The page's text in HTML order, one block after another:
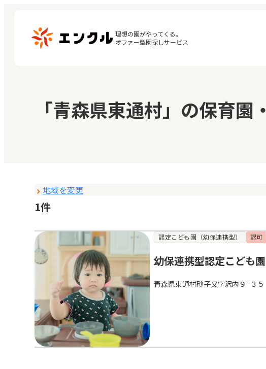
理想の園がやってくる。
オファー型園探しサービス
保育園・幼稚園を探す
地図から探す
閲覧履歴
お気に入り
「青森県東通村」の保育
地域を変更
1件
認定こども園（幼保連携型） 認可
幼保連携型認定こども
青森県東通村砂子又字沢内９−３５